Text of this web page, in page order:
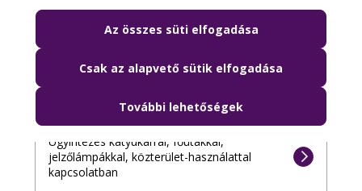
telefonodat, az irataidat, vagy bármi mást
Budapest Közút
Ügyintézés kátyúkárral, főütakkal,
jelzőlámpákkal, közterület-használattal
kapcsolatban
Az összes süti elfogadása
Csak az alapvető sütik elfogadása
További lehetőségek